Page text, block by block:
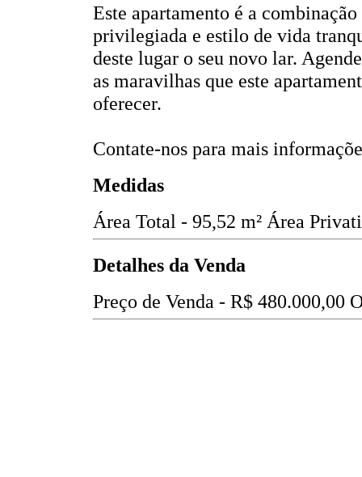
Este apartamento é a
privilegiada e estilo de vida
deste lugar o seu novo lar.
as maravilhas que este
oferecer.
Contate-nos para mais
Medidas
Área Total - 95,52 m² Área
Detalhes da Venda
Preço de Venda - R$ 480.000,00